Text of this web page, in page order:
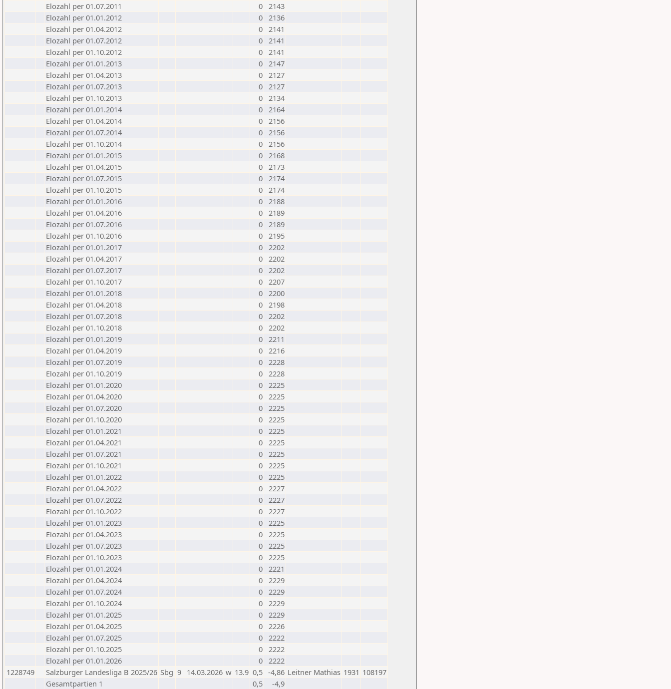
Elozahl per 01.07.2011
0 2143
Elozahl per 01.01.2012
0 2136
Elozahl per 01.04.2012
0 2141
Elozahl per 01.07.2012
0 2141
Elozahl per 01.10.2012
0 2141
Elozahl per 01.01.2013
0 2147
Elozahl per 01.04.2013
0 2127
Elozahl per 01.07.2013
0 2127
Elozahl per 01.10.2013
0 2134
Elozahl per 01.01.2014
0 2164
Elozahl per 01.04.2014
0 2156
Elozahl per 01.07.2014
0 2156
Elozahl per 01.10.2014
0 2156
Elozahl per 01.01.2015
0 2168
Elozahl per 01.04.2015
0 2173
Elozahl per 01.07.2015
0 2174
Elozahl per 01.10.2015
0 2174
Elozahl per 01.01.2016
0 2188
Elozahl per 01.04.2016
0 2189
Elozahl per 01.07.2016
0 2189
Elozahl per 01.10.2016
0 2195
Elozahl per 01.01.2017
0 2202
Elozahl per 01.04.2017
0 2202
Elozahl per 01.07.2017
0 2202
Elozahl per 01.10.2017
0 2207
Elozahl per 01.01.2018
0 2200
Elozahl per 01.04.2018
0 2198
Elozahl per 01.07.2018
0 2202
Elozahl per 01.10.2018
0 2202
Elozahl per 01.01.2019
0 2211
Elozahl per 01.04.2019
0 2216
Elozahl per 01.07.2019
0 2228
Elozahl per 01.10.2019
0 2228
Elozahl per 01.01.2020
0 2225
Elozahl per 01.04.2020
0 2225
Elozahl per 01.07.2020
0 2225
Elozahl per 01.10.2020
0 2225
Elozahl per 01.01.2021
0 2225
Elozahl per 01.04.2021
0 2225
Elozahl per 01.07.2021
0 2225
Elozahl per 01.10.2021
0 2225
Elozahl per 01.01.2022
0 2225
Elozahl per 01.04.2022
0 2227
Elozahl per 01.07.2022
0 2227
Elozahl per 01.10.2022
0 2227
Elozahl per 01.01.2023
0 2225
Elozahl per 01.04.2023
0 2225
Elozahl per 01.07.2023
0 2225
Elozahl per 01.10.2023
0 2225
Elozahl per 01.01.2024
0 2221
Elozahl per 01.04.2024
0 2229
Elozahl per 01.07.2024
0 2229
Elozahl per 01.10.2024
0 2229
Elozahl per 01.01.2025
0 2229
Elozahl per 01.04.2025
0 2226
Elozahl per 01.07.2025
0 2222
Elozahl per 01.10.2025
0 2222
Elozahl per 01.01.2026
0 2222
1228749
Salzburger Landesliga B 2025/26 Sbg 9 14.03.2026 w 13.9 0,5 -4,86 Leitner Mathias 1931 108197
Gesamtpartien 1
0,5 -4,9